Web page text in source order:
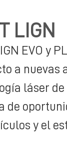
LIGN
EVO y
a nuevas
láser
de
y el